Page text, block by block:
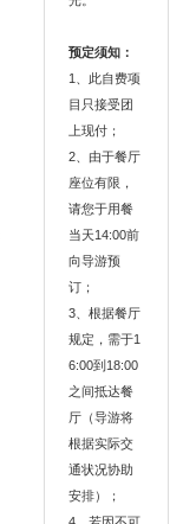
预定须知：
1、此自费项
目只接受团
上现付；
2、由于餐厅
座位有限，
请您于用餐
当天14:00前
向导游预
订；
3、根据餐厅
规定，需于1
6:00到18:00
之间抵达餐
厅（导游将
根据实际交
通状况协助
安排）；